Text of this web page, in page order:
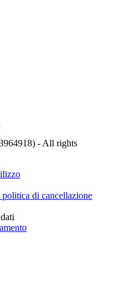
- All rights
di cancellazione